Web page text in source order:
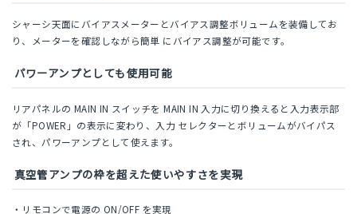
シャーシ天面にバイアスメーターとバイアス調整ボリュームを装備してお
り、メーターを確認しながら簡単 にバイアス調整が可能です。
パワーアンプとしても使用可能
リアパネルの MAIN IN スイッチを MAIN IN 入力に切り換えると入力表示部
が「POWER」の表示に変わり、入力 セレクターとボリュームがバイパス
され、パワーアンプとして使えます。
真空管アンプの枠を超えた使いやすさを実現
・リモコンで電源の ON/OFF を実現